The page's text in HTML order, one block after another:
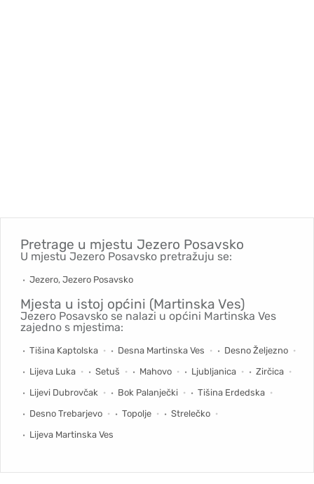
Pretrage u mjestu Jezero Posavsko
U mjestu Jezero Posavsko pretražuju se:
Jezero, Jezero Posavsko
Mjesta u istoj općini (Martinska Ves)
Jezero Posavsko se nalazi u općini Martinska Ves
zajedno s mjestima:
Tišina Kaptolska Desna Martinska Ves
Desno Željezno
Lijeva Luka
Setuš Mahovo Ljubljanica
Zirčica
Lijevi Dubrovčak
Bok Palanječki
Tišina Erdedska
Desno Trebarjevo
Topolje
Strelečko
Lijeva Martinska Ves